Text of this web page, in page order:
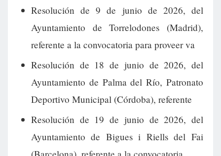
Resolución de 9 de junio de 2026, del
Ayuntamiento de Torrelodones (Madrid),
referente a la convocatoria para proveer va
Resolución de 18 de junio de 2026, del
Ayuntamiento de Palma del Río, Patronato
Deportivo Municipal (Córdoba), referente
Resolución de 19 de junio de 2026, del
Ayuntamiento de Bigues i Riells del Fai